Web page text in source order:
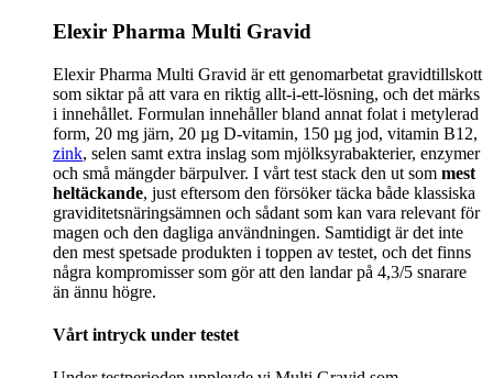
Elexir Pharma Multi Gravid
Elexir Pharma Multi Gravid är ett genomarbetat gravidtillskott
som siktar på att vara en riktig allt-i-ett-lösning, och det märks
i innehållet. Formulan innehåller bland annat folat i metylerad
form, 20 mg järn, 20 µg D-vitamin, 150 µg jod, vitamin B12,
zink, selen samt extra inslag som mjölksyrabakterier, enzymer
och små mängder bärpulver. I vårt test stack den ut som mest
heltäckande, just eftersom den försöker täcka både klassiska
graviditetsnäringsämnen och sådant som kan vara relevant för
magen och den dagliga användningen. Samtidigt är det inte
den mest spetsade produkten i toppen av testet, och det finns
några kompromisser som gör att den landar på 4,3/5 snarare
än ännu högre.
Vårt intryck under testet